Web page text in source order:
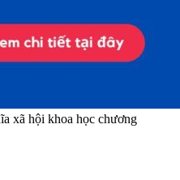
xã hội khoa học chương